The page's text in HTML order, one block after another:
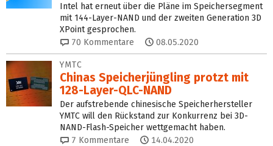
Intel hat erneut über die Pläne im Speichersegment
mit 144-Layer-NAND und der zweiten Generation 3D
XPoint gesprochen.
70 Kommentare 08.05.2020
YMTC
Chinas Speicherjüngling protzt mit
128-Layer-QLC-NAND
Der aufstrebende chinesische Speicherhersteller
YMTC will den Rückstand zur Konkurrenz bei 3D-
NAND-Flash-Speicher wettgemacht haben.
7 Kommentare 14.04.2020